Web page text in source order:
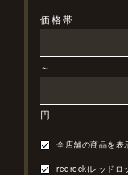
価格帯
～
円
全店舗の商品を表
redrock(レッドロ